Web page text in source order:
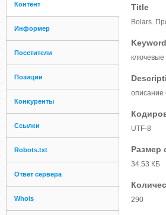
Контент
Информер
Посетители
Позиции
Конкуренты
Ссылки
Robots.txt
Ответ сервера
Whois
Title
Bolars.
ключевые
описание
UTF-8
Размер
34.53 КБ
290